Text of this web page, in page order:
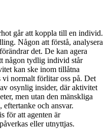
går att koppla till en individ.
Någon att förstå, analysera
det. De kan agera
någon tydlig individ står
kan ske inom tillåtna
vi normalt förlitar oss på. Det
osynlig insider, där aktivitet
men utan den mänskliga
och ansvar.
för att agenten är
eller utnyttjas.